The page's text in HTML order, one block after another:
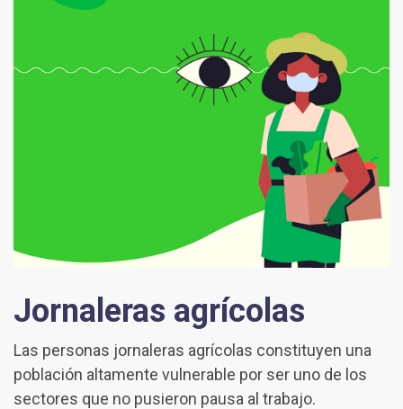
Jornaleras agrícolas
Las personas jornaleras agrícolas constituyen una
población altamente vulnerable por ser uno de los
sectores que no pusieron pausa al trabajo.